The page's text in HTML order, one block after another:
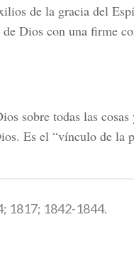
de la gracia del
de Dios con una firme
sobre todas las
Es el “vínculo de la
1817; 1842-1844.